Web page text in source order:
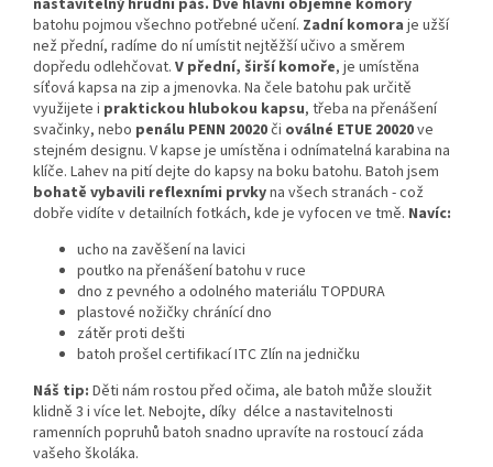
nastavitelný hrudní pás. Dvě hlavní objemné komory
batohu pojmou všechno potřebné učení. Zadní komora je užší
než přední, radíme do ní umístit nejtěžší učivo a směrem
dopředu odlehčovat. V přední, širší komoře, je umístěna
síťová kapsa na zip a jmenovka. Na čele batohu pak určitě
využijete i praktickou hlubokou kapsu, třeba na přenášení
svačinky, nebo penálu PENN 20020či oválné ETUE 20020ve
stejném designu. V kapse je umístěna i odnímatelná karabina na
klíče. Lahev na pití dejte do kapsy na boku batohu. Batoh jsem
bohatě vybavili reflexními prvkyna všech stranách - což
dobře vidíte v detailních fotkách, kde je vyfocen ve tmě. Navíc:
ucho na zavěšení na lavici
poutko na přenášení batohu v ruce
dno z pevného a odolného materiálu TOPDURA
plastové nožičky chránící dno
zátěr proti dešti
batoh prošel certifikací ITC Zlín na jedničku
Náš tip: Děti nám rostou před očima, ale batoh může sloužit
klidně 3 i více let. Nebojte, díky délce a nastavitelnosti
ramenních popruhů batoh snadno upravíte na rostoucí záda
vašeho školáka.